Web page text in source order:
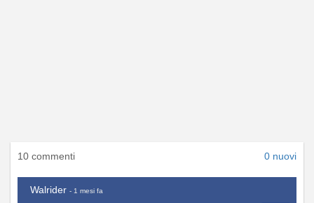
10 commenti 0 nuovi
Walrider - 1 mesi fa